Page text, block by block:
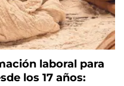
laboral para
los 17 años: